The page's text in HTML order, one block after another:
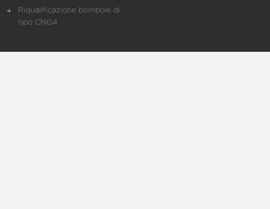
Riqualificazione bombole di
tipo CNG4